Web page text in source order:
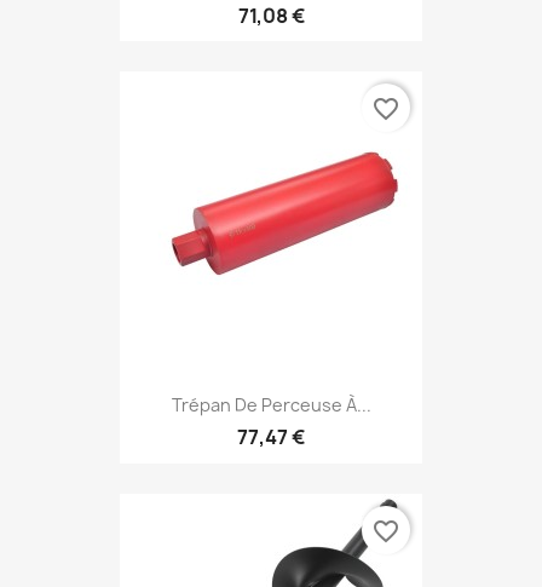
71,08 €
Trépan De Perceuse À...
77,47 €
favorite_border
favorite_border